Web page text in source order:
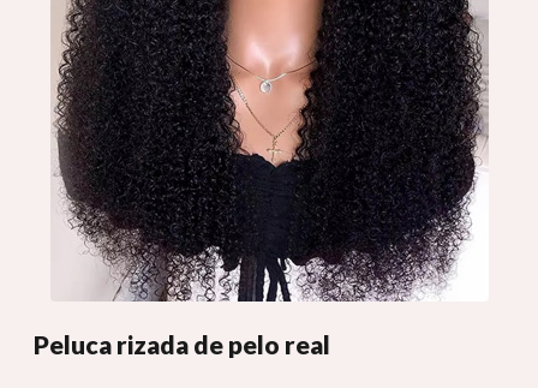
Peluca rizada de pelo real